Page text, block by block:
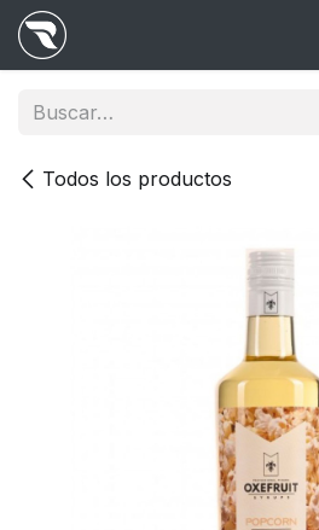
Ir al contenido
Todos los productos